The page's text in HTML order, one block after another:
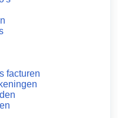
facturen